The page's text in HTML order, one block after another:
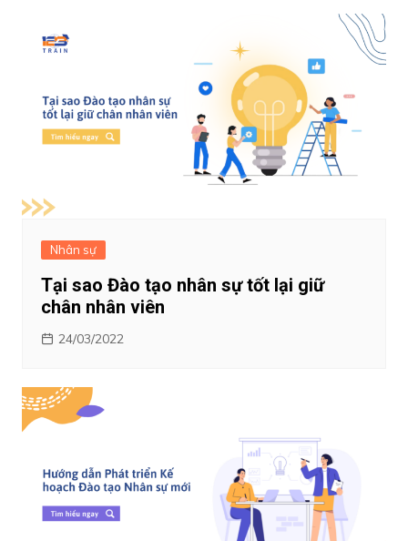
Nhân sự
Tại sao Đào tạo nhân sự tốt lại giữ
chân nhân viên
24/03/2022